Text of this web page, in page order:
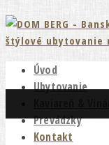
Úvod
Ubytovanie
Prevádzky
Kontakt